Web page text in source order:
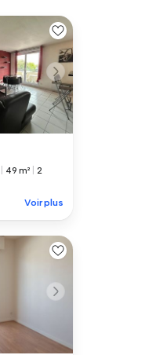
49 m²
2
Voir plus